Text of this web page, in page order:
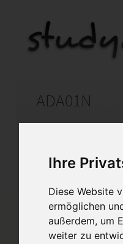
Ihre
Diese Website
ermöglichen
außerdem, um
weiter zu
ADA01N